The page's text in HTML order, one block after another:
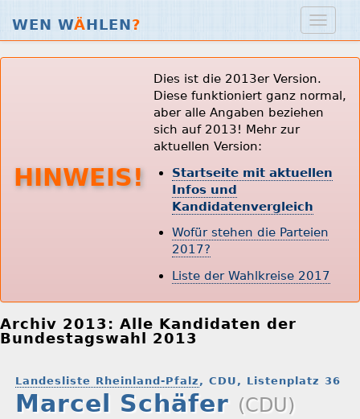
WEN WÄHLEN?
HINWEIS!
Dies ist die 2013er Version.
Diese funktioniert ganz normal,
aber alle Angaben beziehen
sich auf 2013! Mehr zur
aktuellen Version:
Startseite mit aktuellen
Infos und
Kandidatenvergleich
Wofür stehen die Parteien
2017?
Liste der Wahlkreise 2017
Archiv 2013: Alle Kandidaten der
Bundestagswahl 2013
Landesliste Rheinland-Pfalz , CDU, Listenplatz 36
Marcel Schäfer (CDU)